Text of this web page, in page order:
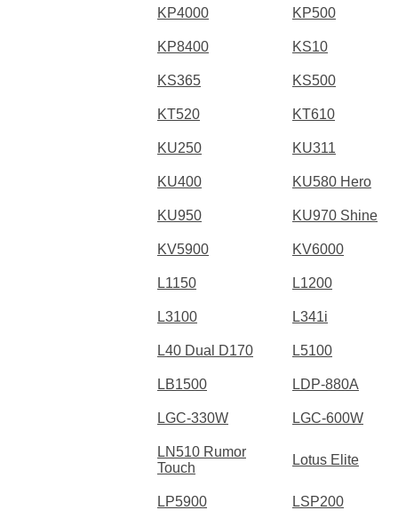
KP4000 KP500
KP8400 KS10
KS365 KS500
KT520 KT610
KU250 KU311
KU400 KU580 Hero
KU950 KU970 Shine
KV5900 KV6000
L1150 L1200
L3100 L341i
L40 Dual D170 L5100
LB1500 LDP-880A
LGC-330W LGC-600W
LN510 Rumor
Touch
Lotus Elite
LP5900 LSP200